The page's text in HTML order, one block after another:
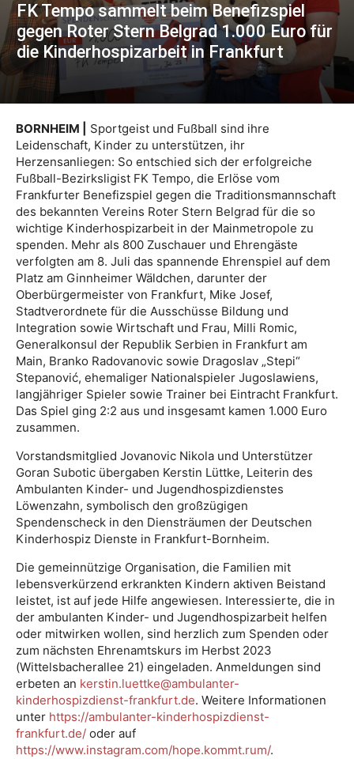
FK Tempo sammelt beim Benefizspiel
gegen Roter Stern Belgrad 1.000 Euro für
die Kinderhospizarbeit in Frankfurt
BORNHEIM |
Sportgeist und Fußball sind ihre
Leidenschaft, Kinder zu unterstützen, ihr
Herzensanliegen: So entschied sich der erfolgreiche
Fußball-Bezirksligist FK Tempo, die Erlöse vom
Frankfurter Benefizspiel gegen die Traditionsmannschaft
des bekannten Vereins Roter Stern Belgrad für die so
wichtige Kinderhospizarbeit in der Mainmetropole zu
spenden. Mehr als 800 Zuschauer und Ehrengäste
verfolgten am 8. Juli das spannende Ehrenspiel auf dem
Platz am Ginnheimer Wäldchen, darunter der
Oberbürgermeister von Frankfurt, Mike Josef,
Stadtverordnete für die Ausschüsse Bildung und
Integration sowie Wirtschaft und Frau, Milli Romic,
Generalkonsul der Republik Serbien in Frankfurt am
Main, Branko Radovanovic sowie Dragoslav „Stepi“
Stepanović, ehemaliger Nationalspieler Jugoslawiens,
langjähriger Spieler sowie Trainer bei Eintracht Frankfurt.
Das Spiel ging 2:2 aus und insgesamt kamen 1.000 Euro
zusammen.
Vorstandsmitglied Jovanovic Nikola und Unterstützer
Goran Subotic übergaben Kerstin Lüttke, Leiterin des
Ambulanten Kinder- und Jugendhospizdienstes
Löwenzahn, symbolisch den großzügigen
Spendenscheck in den Diensträumen der Deutschen
Kinderhospiz Dienste in Frankfurt-Bornheim.
Die gemeinnützige Organisation, die Familien mit
lebensverkürzend erkrankten Kindern aktiven Beistand
leistet, ist auf jede Hilfe angewiesen. Interessierte, die in
der ambulanten Kinder- und Jugendhospizarbeit helfen
oder mitwirken wollen, sind herzlich zum Spenden oder
zum nächsten Ehrenamtskurs im Herbst 2023
(Wittelsbacherallee 21) eingeladen. Anmeldungen sind
erbeten an kerstin.luettke@ambulanter-
kinderhospizdienst-frankfurt.de. Weitere Informationen
unter https://ambulanter-kinderhospizdienst-
frankfurt.de/ oder auf
https://www.instagram.com/hope.kommt.rum/.